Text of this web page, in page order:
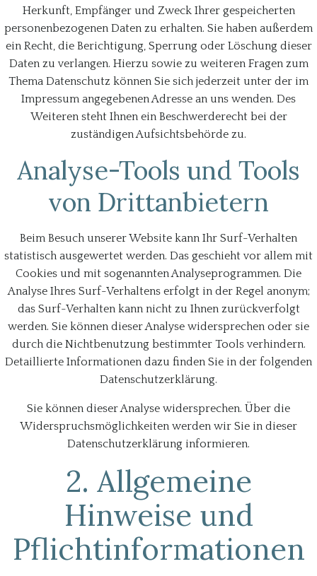
Herkunft, Empfänger und Zweck Ihrer gespeicherten
personenbezogenen Daten zu erhalten. Sie haben außerdem
ein Recht, die Berichtigung, Sperrung oder Löschung dieser
Daten zu verlangen. Hierzu sowie zu weiteren Fragen zum
Thema Datenschutz können Sie sich jederzeit unter der im
Impressum angegebenen Adresse an uns wenden. Des
Weiteren steht Ihnen ein Beschwerderecht bei der
zuständigen Aufsichtsbehörde zu.
Analyse-Tools und Tools
von Drittanbietern
Beim Besuch unserer Website kann Ihr Surf-Verhalten
statistisch ausgewertet werden. Das geschieht vor allem mit
Cookies und mit sogenannten Analyseprogrammen. Die
Analyse Ihres Surf-Verhaltens erfolgt in der Regel anonym;
das Surf-Verhalten kann nicht zu Ihnen zurückverfolgt
werden. Sie können dieser Analyse widersprechen oder sie
durch die Nichtbenutzung bestimmter Tools verhindern.
Detaillierte Informationen dazu finden Sie in der folgenden
Datenschutzerklärung.
Sie können dieser Analyse widersprechen. Über die
Widerspruchsmöglichkeiten werden wir Sie in dieser
Datenschutzerklärung informieren.
2. Allgemeine
Hinweise und
Pflichtinformationen